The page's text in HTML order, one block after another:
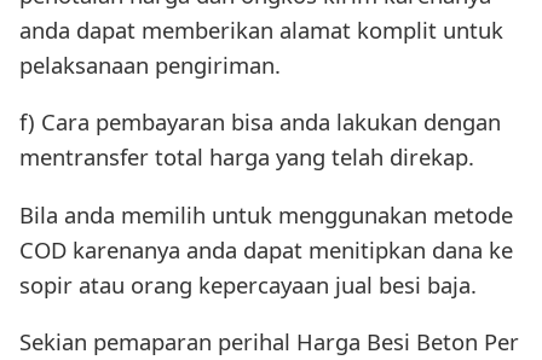
anda dapat memberikan alamat komplit untuk
pelaksanaan pengiriman.
f) Cara pembayaran bisa anda lakukan dengan
mentransfer total harga yang telah direkap.
Bila anda memilih untuk menggunakan metode
COD karenanya anda dapat menitipkan dana ke
sopir atau orang kepercayaan jual besi baja.
Sekian pemaparan perihal Harga Besi Beton Per